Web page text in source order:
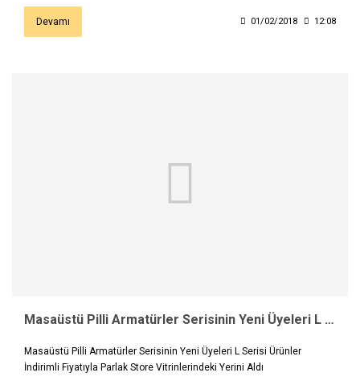
Devamı 01/02/2018 12:08
Masaüstü Pilli Armatürler Serisinin Yeni Üyeleri L Serisi Ürünler İndirimli Fiyatıyla…
Masaüstü Pilli Armatürler Serisinin Yeni Üyeleri L Serisi Ürünler
İndirimli Fiyatıyla Parlak Store Vitrinlerindeki Yerini Aldı